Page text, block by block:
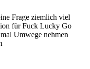
Frage ziemlich viel
für Fuck Lucky Go
Umwege nehmen